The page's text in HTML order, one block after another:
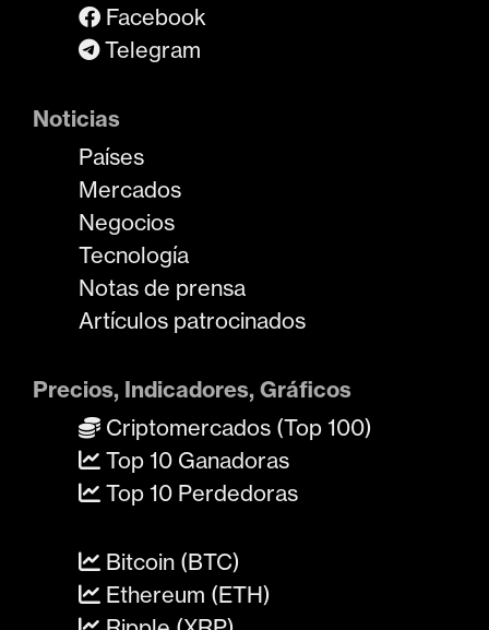
Facebook
Telegram
Noticias
Países
Mercados
Negocios
Tecnología
Notas de prensa
Artículos patrocinados
Precios, Indicadores, Gráficos
Criptomercados (Top 100)
Top 10 Ganadoras
Top 10 Perdedoras
Bitcoin (BTC)
Ethereum (ETH)